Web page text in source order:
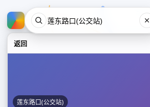
返回
莲东路口(公交站)